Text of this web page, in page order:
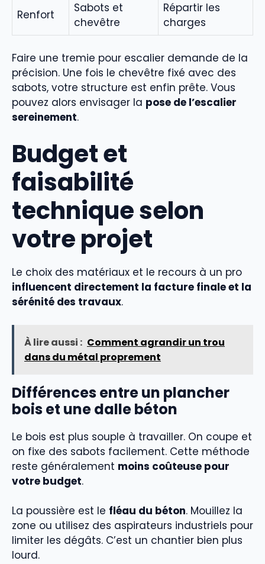
Renfort
Sabots et
chevêtre
Répartir les
charges
Faire une tremie pour escalier demande de la
précision. Une fois le chevêtre fixé avec des
sabots, votre structure est enfin prête. Vous
pouvez alors envisager la pose de l’escalier
sereinement.
Budget et
faisabilité
technique selon
votre projet
Le choix des matériaux et le recours à un pro
influencent directement la facture finale et la
sérénité des travaux.
À lire aussi : Comment agrandir un trou
dans du métal proprement
Différences entre un plancher
bois et une dalle béton
Le bois est plus souple à travailler. On coupe et
on fixe des sabots facilement. Cette méthode
reste généralement moins coûteuse pour
votre budget.
La poussière est le fléau du béton. Mouillez la
zone ou utilisez des aspirateurs industriels pour
limiter les dégâts. C’est un chantier bien plus
lourd.